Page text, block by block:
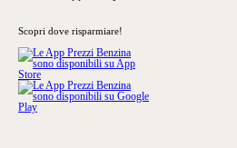
Scopri dove risparmiare!